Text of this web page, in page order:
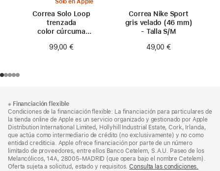
Solo en Apple
Correa Solo Loop
trenzada
color cúrcuma
99,00 €
Correa Nike Sport
gris velado (46 mm)
- Talla S/M
49,00 €
a
pie
de
página
al
pie
※ Financiación flexible
Condiciones de la financiación flexible: La financiación para particulares de
la tienda online de Apple es un servicio organizado y gestionado por Apple
Distribution International Limited, Hollyhill Industrial Estate, Cork, Irlanda,
que actúa como intermediario de crédito (no exclusivamente) y no como
entidad crediticia. Apple ofrece financiación por parte de un número
limitado de proveedores, entre ellos Banco Cetelem, S.A.U. Paseo de los
Melancólicos, 14A, 28005-MADRID (que opera bajo el nombre Cetelem).
Oferta sujeta a solicitud, estado y requisitos.Consulta las condiciones.